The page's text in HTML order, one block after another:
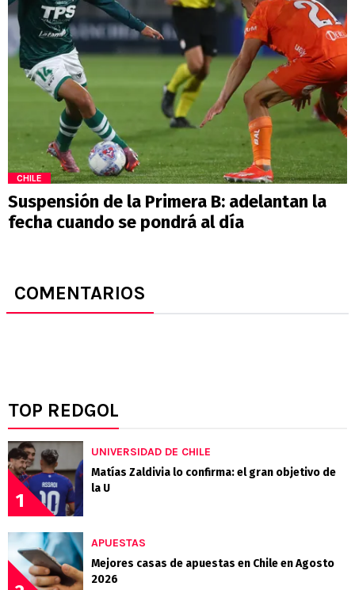
CHILE
Suspensión de la Primera B: adelantan la
fecha cuando se pondrá al día
COMENTARIOS
TOP REDGOL
1
UNIVERSIDAD DE CHILE
Matías Zaldivia lo confirma: el gran objetivo de
la U
APUESTAS
Mejores casas de apuestas en Chile en Agosto
2026